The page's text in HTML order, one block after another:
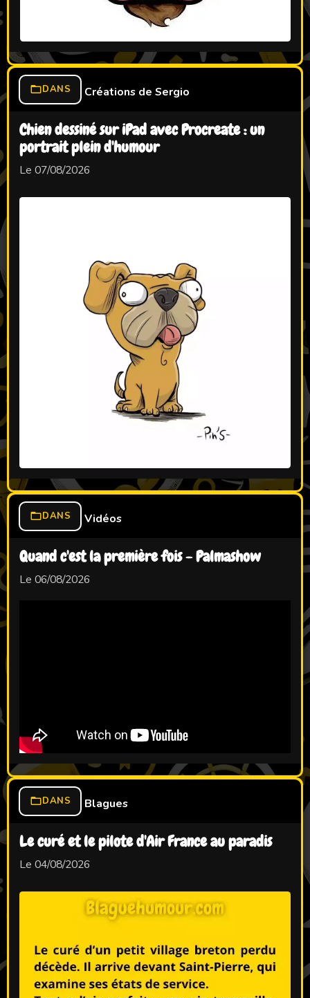
DANS Créations de Sergio
Chien dessiné sur iPad avec Procreate : un
portrait plein d'humour
Le 07/08/2026
DANS Vidéos
Quand c'est la première fois - Palmashow
Le 06/08/2026
DANS Blagues
Le curé et le pilote d'Air France au paradis
Le 04/08/2026